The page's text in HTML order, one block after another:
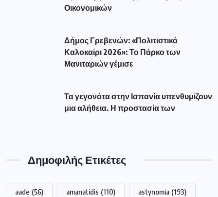
Οικονομικών
Δήμος Γρεβενών: «Πολιτιστικό
Καλοκαίρι 2026»: Το Πάρκο των
Μανιταριών γέμισε
Τα γεγονότα στην Ισπανία υπενθυμίζουν
μια αλήθεια. Η προστασία των
Δημοφιλής Ετικέτες
aade (56) amanatidis (110) astynomia (193)